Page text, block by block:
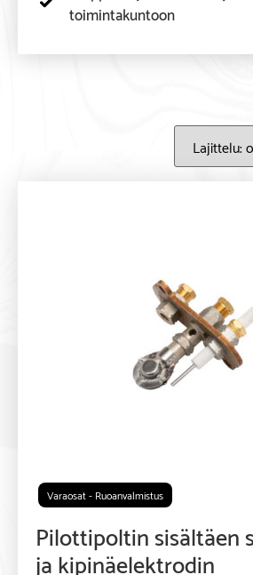
toimintakuntoon
Varaosat - Ruoanvalmistus
Pilottipoltin sisältäen
ja kipinäelektrodin